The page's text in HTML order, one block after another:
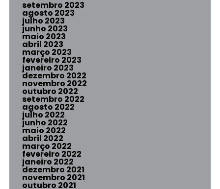
setembro 2023
agosto 2023
julho 2023
junho 2023
maio 2023
abril 2023
março 2023
fevereiro 2023
janeiro 2023
dezembro 2022
novembro 2022
outubro 2022
setembro 2022
agosto 2022
julho 2022
junho 2022
maio 2022
abril 2022
março 2022
fevereiro 2022
janeiro 2022
dezembro 2021
novembro 2021
outubro 2021